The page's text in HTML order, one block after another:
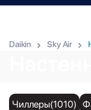
Daikin Sky Air
Чиллеры(1010)